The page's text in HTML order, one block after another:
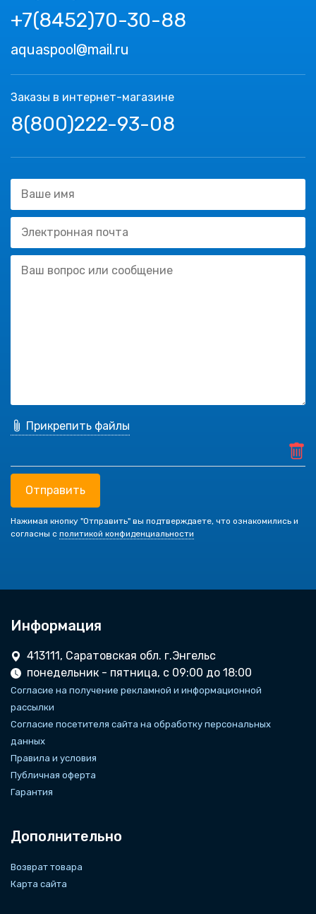
+7(8452)70-30-88
aquaspool@mail.ru
Заказы в интернет-магазине
8(800)222-93-08
Прикрепить файлы
Отправить
Нажимая кнопку "Отправить" вы подтверждаете, что ознакомились и
согласны с политикой конфиденциальности
Информация
413111, Саратовская обл. г.Энгельс
понедельник - пятница, с 09:00 до 18:00
Согласие на получение рекламной и информационной
рассылки
Согласие посетителя сайта на обработку персональных
данных
Правила и условия
Публичная оферта
Гарантия
Дополнительно
Возврат товара
Карта сайта